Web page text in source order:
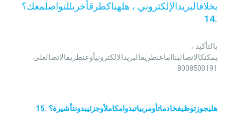
بخلافالبريدالإلكتروني ، هلهناكطرقأخرىللتواصلمعك؟
.
14
8008500191
هليجوزتوظيفخادماتأومربياتبدوامكاملأوجزئيبدونتأشيرة؟ .
15